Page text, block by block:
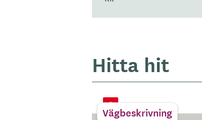
Hitta hit
Vägbeskrivning